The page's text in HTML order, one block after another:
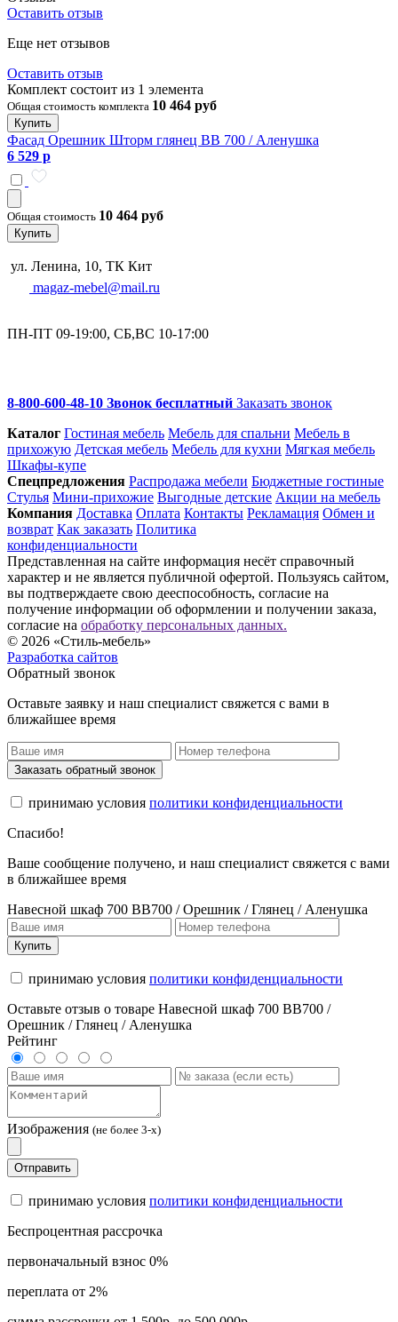
Оставить отзыв
Еще нет отзывов
Оставить отзыв
Комплект состоит из 1 элемента
Общая стоимость комплекта 10 464 руб
Купить
Фасад Орешник Шторм глянец ВВ 700 / Аленушка
6 529 р
Общая стоимость 10 464 руб
Купить
ул. Ленина, 10, ТК Кит
magaz-mebel@mail.ru
ПН-ПТ 09-19:00, СБ,ВС 10-17:00
8-800-600-48-10 Звонок бесплатный Заказать звонок
Каталог Гостиная мебель Мебель для спальни Мебель в
прихожую Детская мебель Мебель для кухни Мягкая мебель
Шкафы-купе
Спец­предложения Распродажа мебели Бюджетные гостиные
Стулья Мини-прихожие Выгодные детские Акции на мебель
Компания Доставка Оплата Контакты Рекламация Обмен и
возврат Как заказать Политика
конфиденциальности
Представленная на сайте информация несёт справочный
характер и не является публичной офертой. Пользуясь сайтом,
вы подтверждаете свою дееспособность, согласие на
получение информации об оформлении и получении заказа,
согласие на обработку персональных данных.
© 2026 «Стиль-мебель»
Разработка сайтов
Обратный звонок
Оставьте заявку и наш специалист свяжется с вами в
ближайшее время
Заказать обратный звонок
принимаю условия политики конфиденциальности
Спасибо!
Ваше сообщение получено, и наш специалист свяжется с вами
в ближайшее время
Навесной шкаф 700 ВВ700 / Орешник / Глянец / Аленушка
Купить
принимаю условия политики конфиденциальности
Оставьте отзыв о товаре Навесной шкаф 700 ВВ700 /
Орешник / Глянец / Аленушка
Рейтинг
Изображения (не более 3-х)
Отправить
принимаю условия политики конфиденциальности
Беспроцентная рассрочка
первоначальный взнос 0%
переплата от 2%